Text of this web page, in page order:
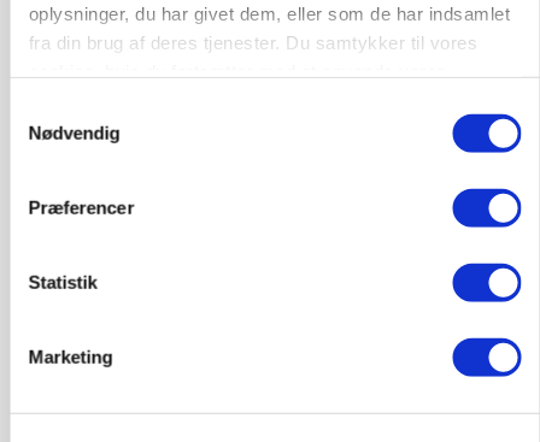
oplysninger, du har givet dem, eller som de har indsamlet
fra din brug af deres tjenester. Du samtykker til vores
Nødvendig
Præferencer
Statistik
Marketing
Snart kan man søge tilskud til naturprojekter
Annonce
PLANTER
Før såmaskinen kører: Her er efterårets største